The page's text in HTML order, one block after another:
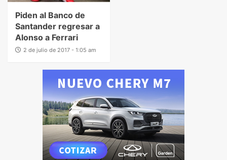
Piden al Banco de
Santander regresar a
Alonso a Ferrari
2 de julio de 2017 - 1:05 am